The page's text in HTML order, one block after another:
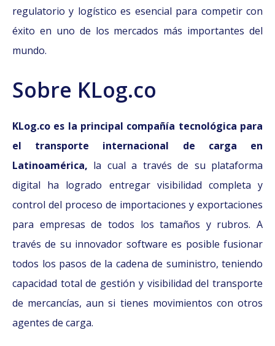
regulatorio y logístico es esencial para competir con
éxito en uno de los mercados más importantes del
mundo.
Sobre KLog.co
KLog.co es la principal compañía tecnológica para
el transporte internacional de carga en
Latinoamérica, la cual a través de su plataforma
digital ha logrado entregar visibilidad completa y
control del proceso de importaciones y exportaciones
para empresas de todos los tamaños y rubros. A
través de su innovador software es posible fusionar
todos los pasos de la cadena de suministro, teniendo
capacidad total de gestión y visibilidad del transporte
de mercancías, aun si tienes movimientos con otros
agentes de carga.